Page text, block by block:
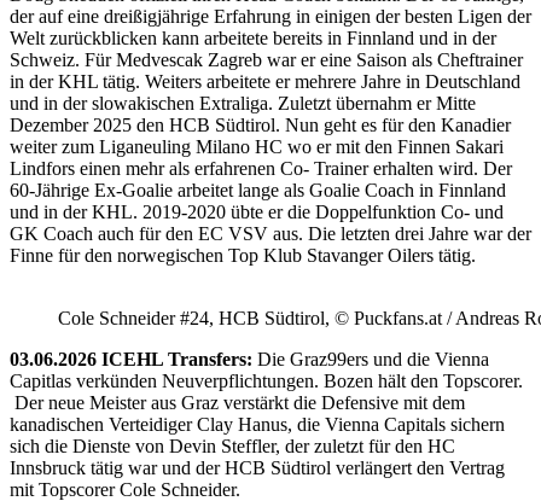
der auf eine dreißigjährige Erfahrung in einigen der besten Ligen der
Welt zurückblicken kann arbeitete bereits in Finnland und in der
Schweiz. Für Medvescak Zagreb war er eine Saison als Cheftrainer
in der KHL tätig. Weiters arbeitete er mehrere Jahre in Deutschland
und in der slowakischen Extraliga. Zuletzt übernahm er Mitte
Dezember 2025 den HCB Südtirol. Nun geht es für den Kanadier
weiter zum Liganeuling Milano HC wo er mit den Finnen Sakari
Lindfors einen mehr als erfahrenen Co- Trainer erhalten wird. Der
60-Jährige Ex-Goalie arbeitet lange als Goalie Coach in Finnland
und in der KHL. 2019-2020 übte er die Doppelfunktion Co- und
GK Coach auch für den EC VSV aus. Die letzten drei Jahre war der
Finne für den norwegischen Top Klub Stavanger Oilers tätig.
Cole Schneider #24, HCB Südtirol, © Puckfans.at / Andreas
03.06.2026 ICEHL Transfers: Die Graz99ers und die Vienna
Capitlas verkünden Neuverpflichtungen. Bozen hält den Topscorer.
Der neue Meister aus Graz verstärkt die Defensive mit dem
kanadischen Verteidiger Clay Hanus, die Vienna Capitals sichern
sich die Dienste von Devin Steffler, der zuletzt für den HC
Innsbruck tätig war und der HCB Südtirol verlängert den Vertrag
mit Topscorer Cole Schneider.